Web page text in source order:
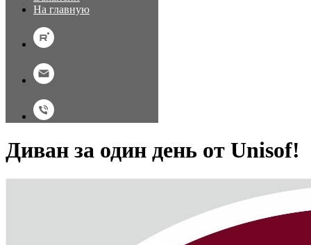
На главную
Диван за один день от Unisof!